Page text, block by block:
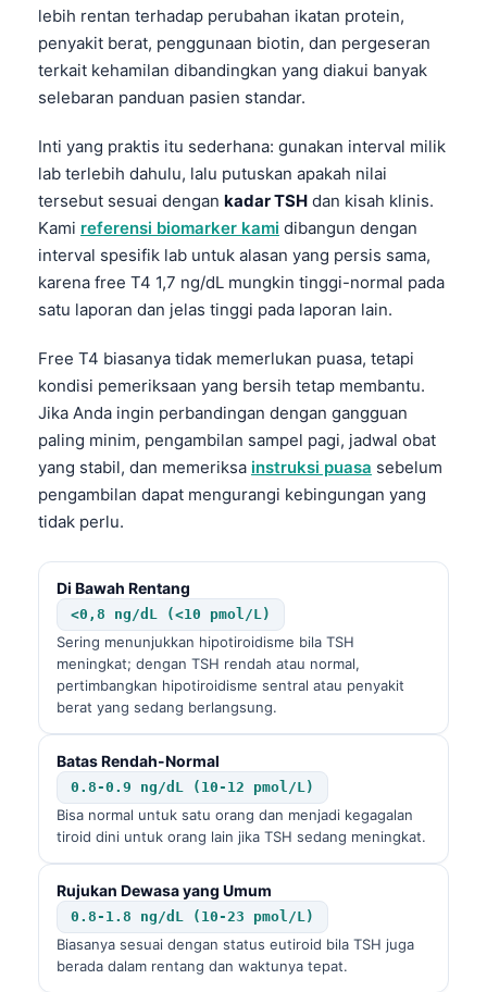
lebih rentan terhadap perubahan ikatan protein,
penyakit berat, penggunaan biotin, dan pergeseran
terkait kehamilan dibandingkan yang diakui banyak
selebaran panduan pasien standar.
Inti yang praktis itu sederhana: gunakan interval milik
lab terlebih dahulu, lalu putuskan apakah nilai
tersebut sesuai dengan kadar TSH dan kisah klinis.
Kami referensi biomarker kami dibangun dengan
interval spesifik lab untuk alasan yang persis sama,
karena free T4 1,7 ng/dL mungkin tinggi-normal pada
satu laporan dan jelas tinggi pada laporan lain.
Free T4 biasanya tidak memerlukan puasa, tetapi
kondisi pemeriksaan yang bersih tetap membantu.
Jika Anda ingin perbandingan dengan gangguan
paling minim, pengambilan sampel pagi, jadwal obat
yang stabil, dan memeriksa instruksi puasa sebelum
pengambilan dapat mengurangi kebingungan yang
tidak perlu.
Di Bawah Rentang
<0,8 ng/dL (<10 pmol/L)
Sering menunjukkan hipotiroidisme bila TSH
meningkat; dengan TSH rendah atau normal,
pertimbangkan hipotiroidisme sentral atau penyakit
berat yang sedang berlangsung.
Batas Rendah-Normal
0.8-0.9 ng/dL (10-12 pmol/L)
Bisa normal untuk satu orang dan menjadi kegagalan
tiroid dini untuk orang lain jika TSH sedang meningkat.
Rujukan Dewasa yang Umum
0.8-1.8 ng/dL (10-23 pmol/L)
Biasanya sesuai dengan status eutiroid bila TSH juga
berada dalam rentang dan waktunya tepat.